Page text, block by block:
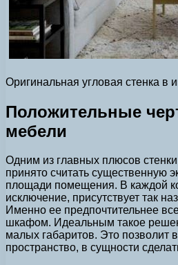
Оригинальная угловая стенка в
Положительные
мебели
Одним из главных плюсов
принято считать существенную
площади помещения. В каждой
исключение, присутствует так
Именно ее предпочтительнее
шкафом. Идеальным такое
малых габаритов. Это позволит
пространство, в сущности